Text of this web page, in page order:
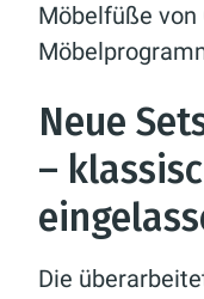
Möbelfüße von
Neue
–
Die